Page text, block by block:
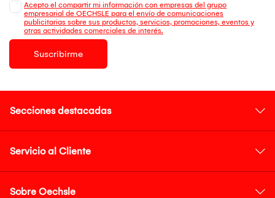
Acepto el compartir mi información con empresas del grupo
empresarial de OECHSLE para el envío de comunicaciones
publicitarias sobre sus productos, servicios, promociones, eventos y
otras actividades comerciales de interés.
Suscribirme
Secciones destacadas
Servicio al Cliente
Sobre Oechsle